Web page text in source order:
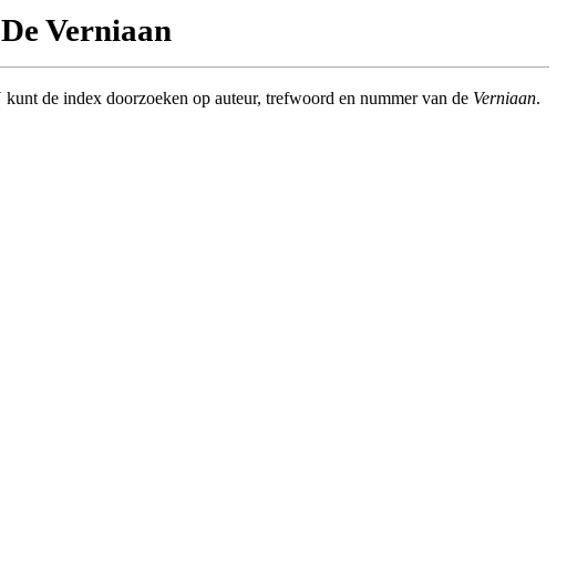
Verniaan
de index doorzoeken op auteur, trefwoord en nummer van de Verniaan.